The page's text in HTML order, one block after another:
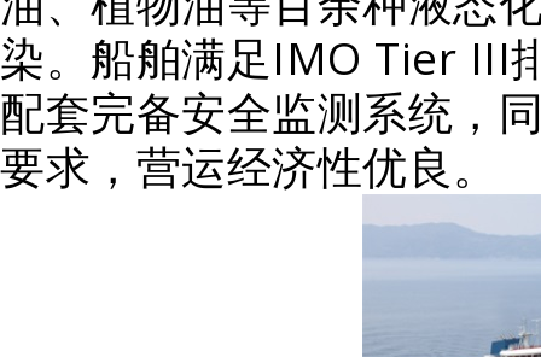
染。船舶满足IMO Tier III
配套完备安全监测系统，
要求，营运经济性优良。